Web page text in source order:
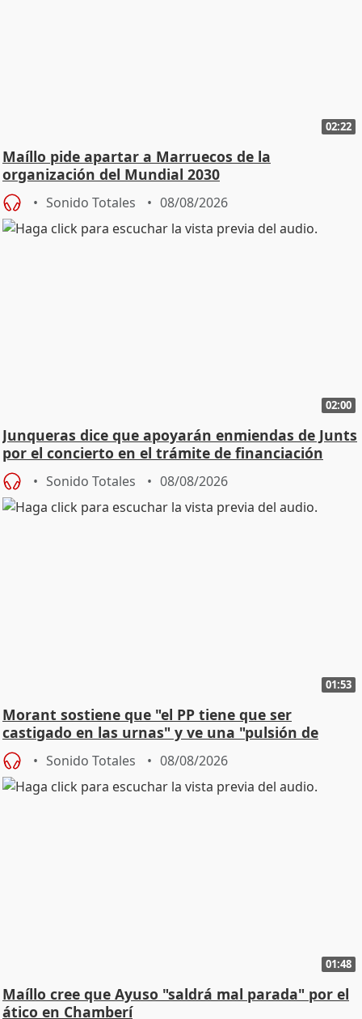
02:22
Maíllo pide apartar a Marruecos de la
organización del Mundial 2030
Sonido Totales 08/08/2026
02:00
Junqueras dice que apoyarán enmiendas de Junts
por el concierto en el trámite de financiación
Sonido Totales 08/08/2026
01:53
Morant sostiene que "el PP tiene que ser
castigado en las urnas" y ve una "pulsión de
cambio"
Sonido Totales 08/08/2026
01:48
Maíllo cree que Ayuso "saldrá mal parada" por el
ático en Chamberí